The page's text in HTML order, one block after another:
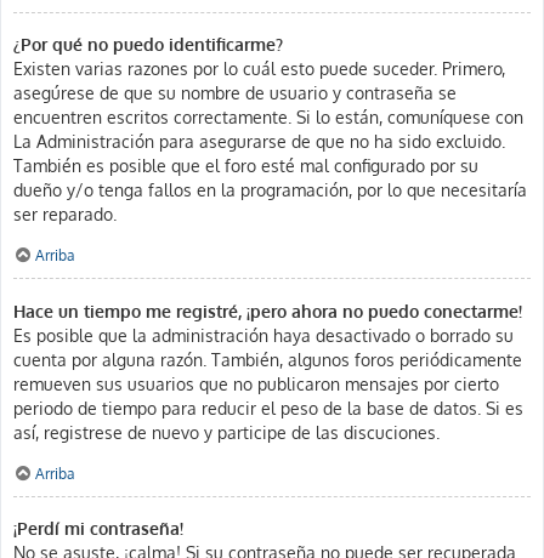
¿Por qué no puedo identificarme?
Existen varias razones por lo cuál esto puede suceder. Primero,
asegúrese de que su nombre de usuario y contraseña se
encuentren escritos correctamente. Si lo están, comuníquese con
La Administración para asegurarse de que no ha sido excluido.
También es posible que el foro esté mal configurado por su
dueño y/o tenga fallos en la programación, por lo que necesitaría
ser reparado.
Arriba
Hace un tiempo me registré, ¡pero ahora no puedo conectarme!
Es posible que la administración haya desactivado o borrado su
cuenta por alguna razón. También, algunos foros periódicamente
remueven sus usuarios que no publicaron mensajes por cierto
periodo de tiempo para reducir el peso de la base de datos. Si es
así, registrese de nuevo y participe de las discuciones.
Arriba
¡Perdí mi contraseña!
No se asuste, ¡calma! Si su contraseña no puede ser recuperada